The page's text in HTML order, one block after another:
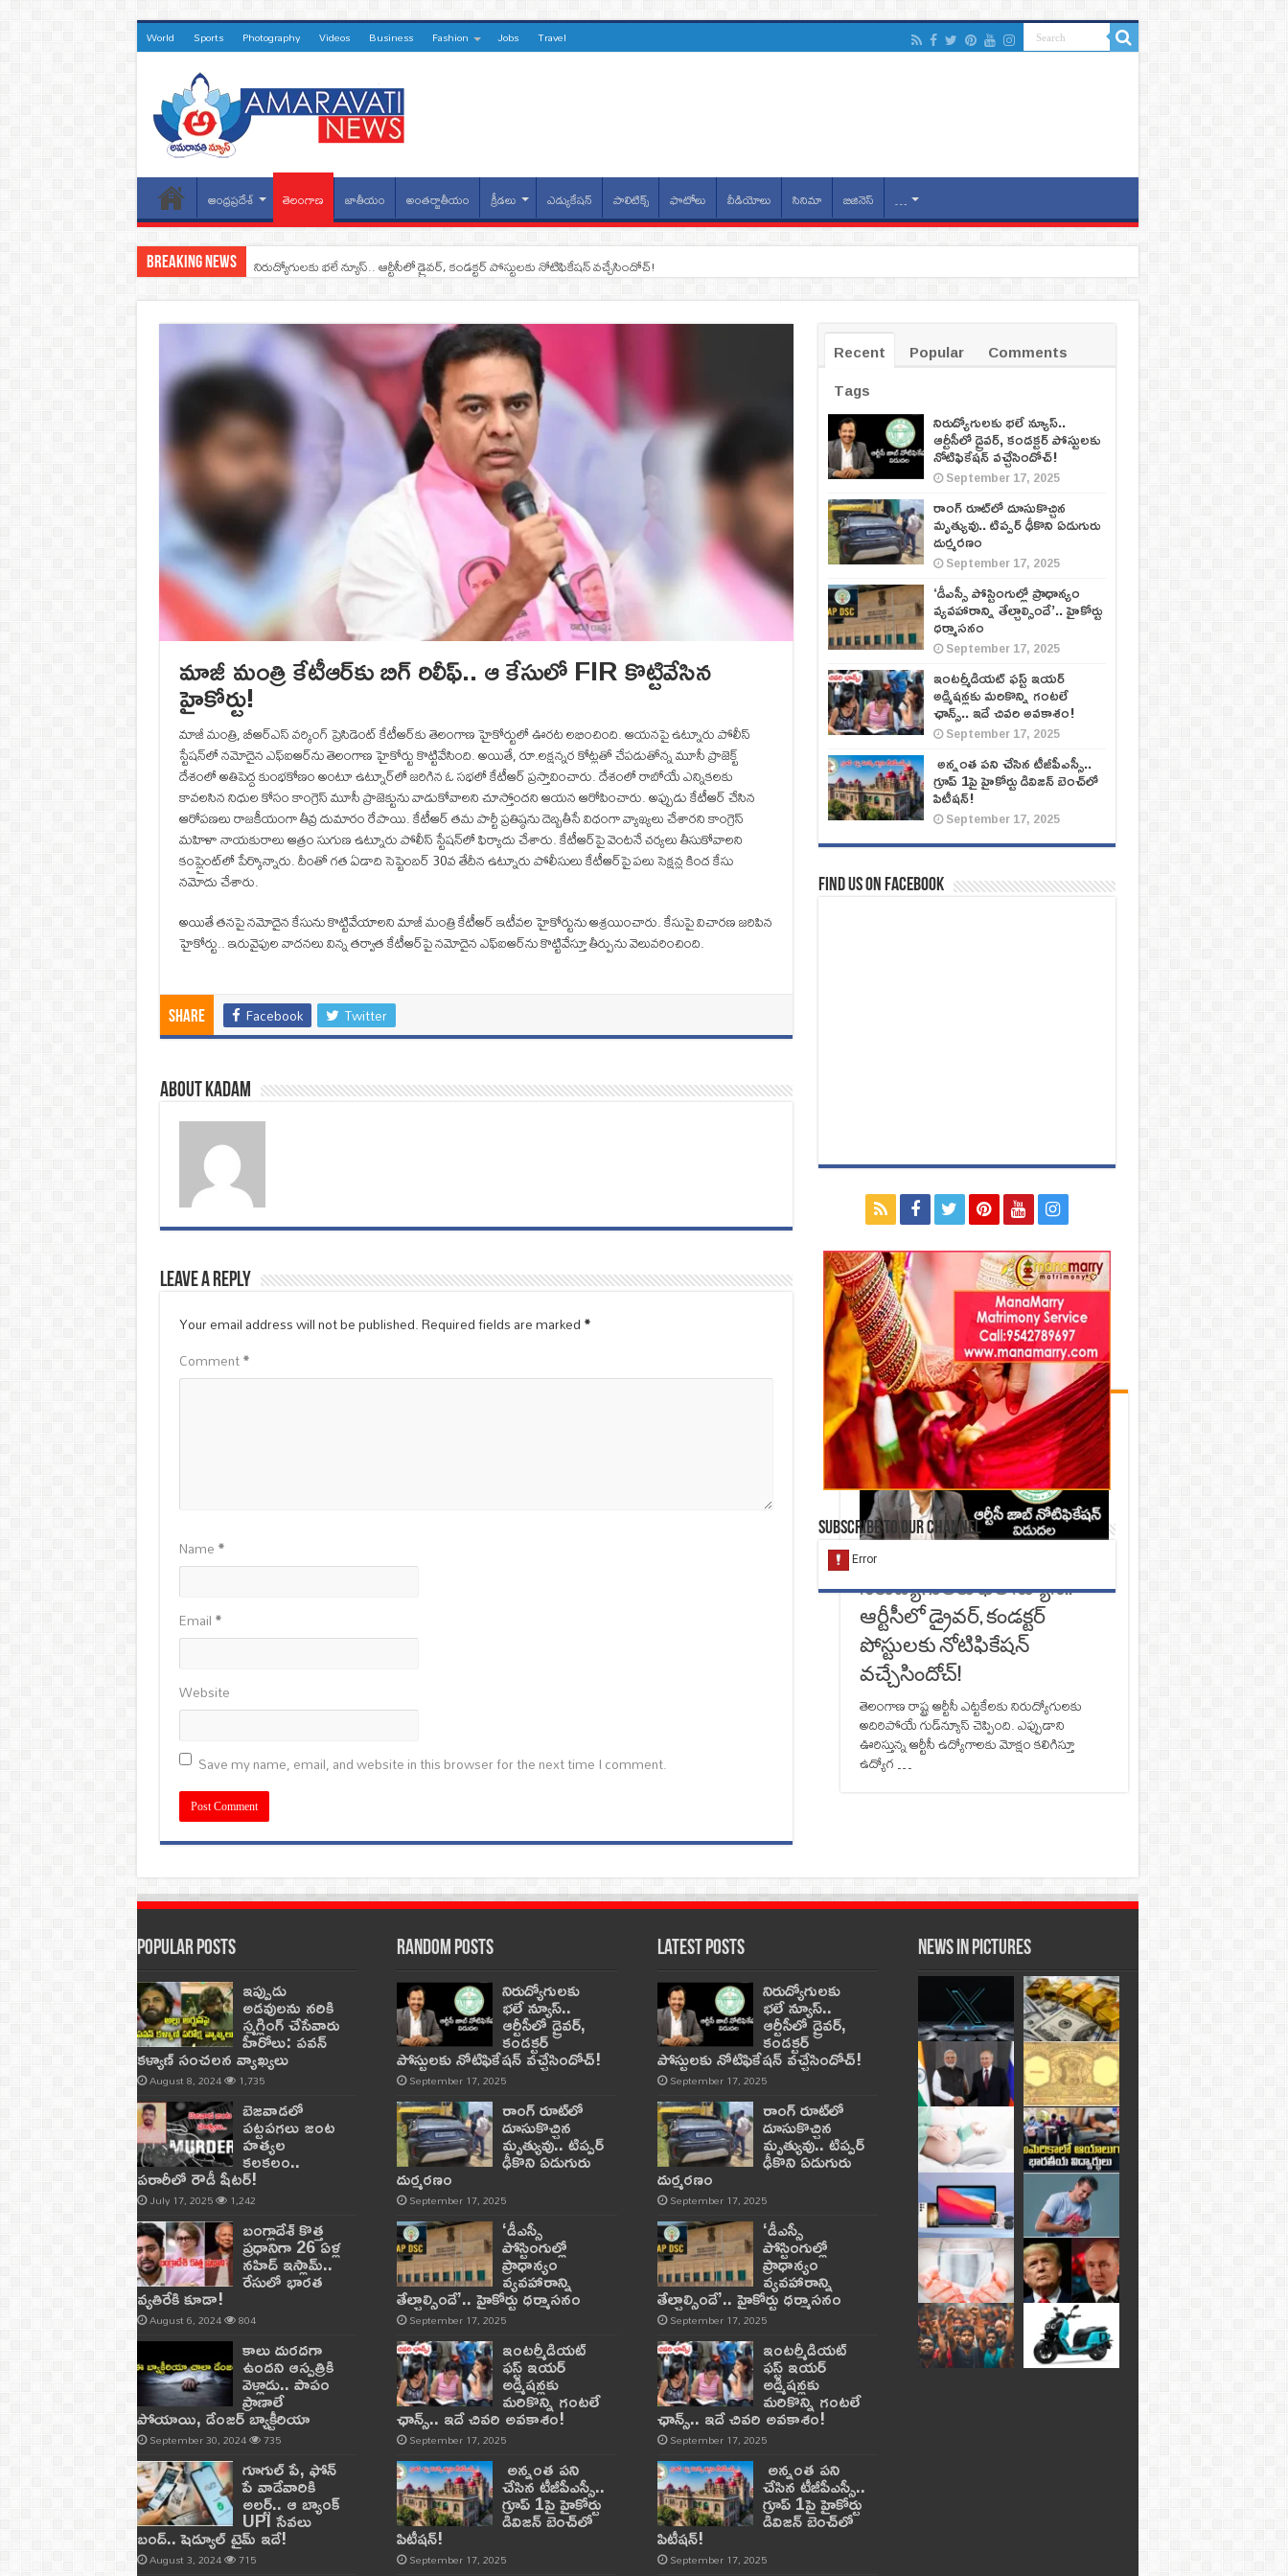
World Sports Photography Videos Business Fashion Jobs Travel
ఆంధ్రప్రదేశ్ తెలంగాణ జాతీయం అంతర్జాతీయం క్రీడలు ఎడ్యుకేషన్ పాలిటిక్స్ ఫొటోలు వీడియోలు సినిమా బిజినెస్ …
Breaking News నిరుద్యోగులకు భలే న్యూస్.. ఆర్టీసీలో డ్రైవర్, కండక్టర్‌ పోస్టులకు నోటిఫికేషన్‌ వచ్చేసిందోచ్‌!
మాజీ మంత్రి కేటీఆర్‌కు బిగ్‌ రిలీఫ్.. ఆ కేసులో FIR కొట్టివేసిన
హైకోర్టు!
మాజీ మంత్రి, బీఆర్ఎస్ వర్కింగ్‌ ప్రెసిడెంట్‌ కేటీఆర్‌కు తెలంగాణ హైకోర్టులో ఊరట లభించింది. ఆయనపై ఉట్నూరు పోలీస్‌
స్టేషన్‌లో నమోదైన ఎఫ్‌ఐఆర్‌ను తెలంగాణ హైకోర్టు కొట్టివేసింది. అయితే, రూ.లక్షన్నర కోట్లతో చేపడుతోన్న మూసీ ప్రాజెక్ట్
దేశంలో అతిపెద్ద కుంభకోణం అంటూ ఉట్నూర్‌లో జరిగిన ఓ సభలో కేటీఆర్ ప్రస్తావించారు. దేశంలో రాబోయే ఎన్నికలకు
కావలసిన నిధుల కోసం కాంగ్రెస్‌ మూసీ ప్రాజెక్టును వాడుకోవాలని చూస్తోందని ఆయన ఆరోపించారు. అప్పుడు కేటీఆర్ చేసిన
ఆరోపణలు రాజకీయంగా తీవ్ర దుమారం రేపాయి. కేటీఆర్ తమ పార్టీ ప్రతిష్ఠను దెబ్బతీసే విధంగా వ్యాఖ్యలు చేశారని కాంగ్రెస్
మహిళా నాయకురాలు ఆత్రం సుగుణ ఉట్నూరు పోలీస్‌ స్టేషన్‌లో ఫిర్యాదు చేశారు. కేటీఆర్‌పై వెంటనే చర్యలు తీసుకోవాలని
కంప్లైంట్‌లో పేర్కొన్నారు. దీంతో గత ఏడాది సెప్టెంబర్‌ 30వ తేదీన ఉట్నూరు పోలీసులు కేటీఆర్‌పై పలు సెక్షన్ల కింద కేసు
నమోదు చేశారు.
అయితే తనపై నమోదైన కేసును కొట్టివేయాలని మాజీ మంత్రి కేటీఆర్ ఇటీవల హైకోర్టును ఆశ్రయించారు. కేసుపై విచారణ జరిపిన
హైకోర్టు.. ఇరువైపుల వాదనలు విన్న తర్వాత కేటీఆర్‌పై నమోదైన ఎఫ్‌ఐఆర్‌ను కొట్టివేస్తూ తీర్పును వెలువరించింది.
Share Facebook Twitter
About Kadam
Check Also
నిరుద్యోగులకు భలే న్యూస్..
ఆర్టీసీలో డ్రైవర్, కండక్టర్‌
పోస్టులకు నోటిఫికేషన్‌
వచ్చేసిందోచ్‌!
తెలంగాణ రాష్ట్ర ఆర్టీసీ ఎట్టకేలకు నిరుద్యోగులకు
అదిరిపోయే గుడ్‌న్యూస్‌ చెప్పింది. ఎప్పుడాని
ఊరిస్తున్న ఆర్టీసీ ఉద్యోగాలకు మోక్షం కలిగిస్తూ
ఉద్యోగ …
Leave a Reply
Your email address will not be published.Required fields are marked*
Comment*
Name*
Email*
Website
Save my name, email, and website in this browser for the next time I comment.
Recent Popular
Comments
Tags
నిరుద్యోగులకు భలే న్యూస్..
ఆర్టీసీలో డ్రైవర్, కండక్టర్‌ పోస్టులకు
నోటిఫికేషన్‌ వచ్చేసిందోచ్‌!
September 17, 2025
రాంగ్ రూట్‌లో దూసుకొచ్చిన
మృత్యువు.. టిప్పర్ ఢీకొని ఏడుగురు
దుర్మరణం
September 17, 2025
‘డీఎస్సీ పోస్టింగుల్లో ప్రాధాన్యం
వ్యవహారాన్ని తేల్చాల్సిందే’.. హైకోర్టు
ధర్మాసనం
September 17, 2025
ఇంటర్మీడియట్ ఫస్ట్‌ ఇయర్‌
అడ్మిషన్లకు మరికొన్ని గంటలే
ఛాన్స్‌.. ఇదే చివరి అవకాశం!
September 17, 2025
అన్నంత పని చేసిన టీజీపీఎస్సీ..
గ్రూప్‌ 1పై హైకోర్టు డివిజన్‌ బెంచ్‌లో
పిటీషన్‌!
September 17, 2025
Find us on Facebook
Subscribe to our Channel
Popular Posts
ఇప్పుడు
అడవులను నరికి
స్మగ్లింగ్ చేసేవారు
హీరోలు: పవన్
కళ్యాణ్ సంచలన వ్యాఖ్యలు
August 8, 2024 1,735
బెజవాడలో
పట్టపగలు జంట
హత్యల
కలకలం..
పరారీలో రౌడీ షీటర్‌!
July 17, 2025 1,242
బంగ్లాదేశ్ కొత్త
ప్రధానిగా 26 ఏళ్ల
నహిద్ ఇస్లామ్..
రేసులో భారత
వ్యతిరేకి కూడా!
August 6, 2024 804
కాలు దురదగా
ఉందని ఆస్పత్రికి
వెళ్లాడు.. పాపం
ప్రాణాలే
పోయాయి, డేంజర్ బ్యాక్టీరియా
September 30, 2024 735
గూగుల్ పే, ఫోన్
పే వాడేవారికి
అలర్ట్.. ఆ బ్యాంక్
UPI సేవలు
బంద్.. షెడ్యూల్ టైమ్ ఇదే!
August 3, 2024 715
Random Posts
నిరుద్యోగులకు
భలే న్యూస్..
ఆర్టీసీలో డ్రైవర్,
కండక్టర్‌
పోస్టులకు నోటిఫికేషన్‌ వచ్చేసిందోచ్‌!
September 17, 2025
రాంగ్ రూట్‌లో
దూసుకొచ్చిన
మృత్యువు.. టిప్పర్
ఢీకొని ఏడుగురు
దుర్మరణం
September 17, 2025
‘డీఎస్సీ
పోస్టింగుల్లో
ప్రాధాన్యం
వ్యవహారాన్ని
తేల్చాల్సిందే’.. హైకోర్టు ధర్మాసనం
September 17, 2025
ఇంటర్మీడియట్
ఫస్ట్‌ ఇయర్‌
అడ్మిషన్లకు
మరికొన్ని గంటలే
ఛాన్స్‌.. ఇదే చివరి అవకాశం!
September 17, 2025
అన్నంత పని
చేసిన టీజీపీఎస్సీ..
గ్రూప్‌ 1పై హైకోర్టు
డివిజన్‌ బెంచ్‌లో
పిటీషన్‌!
September 17, 2025
Latest Posts
నిరుద్యోగులకు
భలే న్యూస్..
ఆర్టీసీలో డ్రైవర్,
కండక్టర్‌
పోస్టులకు నోటిఫికేషన్‌ వచ్చేసిందోచ్‌!
September 17, 2025
రాంగ్ రూట్‌లో
దూసుకొచ్చిన
మృత్యువు.. టిప్పర్
ఢీకొని ఏడుగురు
దుర్మరణం
September 17, 2025
‘డీఎస్సీ
పోస్టింగుల్లో
ప్రాధాన్యం
వ్యవహారాన్ని
తేల్చాల్సిందే’.. హైకోర్టు ధర్మాసనం
September 17, 2025
ఇంటర్మీడియట్
ఫస్ట్‌ ఇయర్‌
అడ్మిషన్లకు
మరికొన్ని గంటలే
ఛాన్స్‌.. ఇదే చివరి అవకాశం!
September 17, 2025
అన్నంత పని
చేసిన టీజీపీఎస్సీ..
గ్రూప్‌ 1పై హైకోర్టు
డివిజన్‌ బెంచ్‌లో
పిటీషన్‌!
September 17, 2025
News in Pictures